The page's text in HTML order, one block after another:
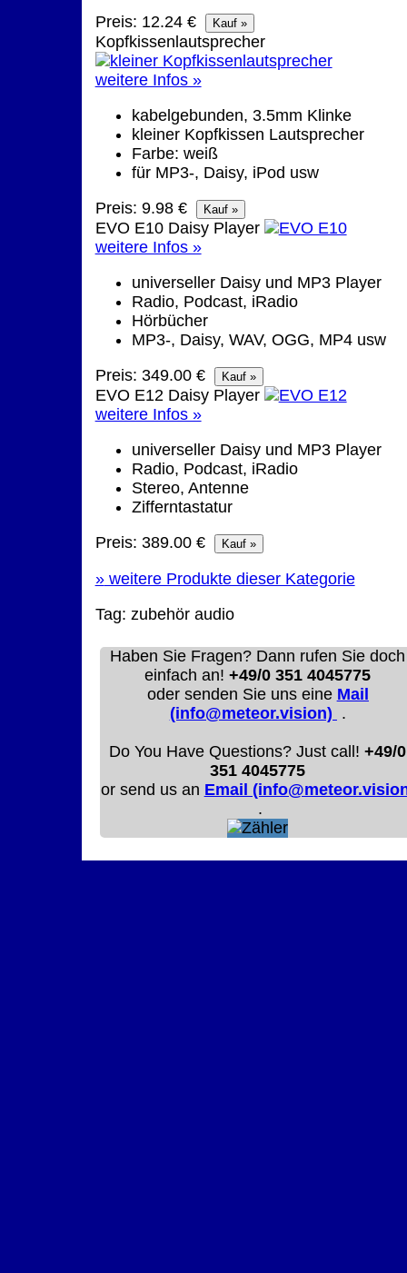
Preis: 12.24 €
Kopfkissenlautsprecher
weitere Infos »
kabelgebunden, 3.5mm Klinke
kleiner Kopfkissen Lautsprecher
Farbe: weiß
für MP3-, Daisy, iPod usw
Preis: 9.98 €
EVO E10 Daisy Player
weitere Infos »
universeller Daisy und MP3 Player
Radio, Podcast, iRadio
Hörbücher
MP3-, Daisy, WAV, OGG, MP4 usw
Preis: 349.00 €
EVO E12 Daisy Player
weitere Infos »
universeller Daisy und MP3 Player
Radio, Podcast, iRadio
Stereo, Antenne
Zifferntastatur
Preis: 389.00 €
»weitere Produkte dieser Kategorie
Tag: zubehöraudio
Haben Sie Fragen? Dann rufen Sie doch
einfach an!+49/0 351 4045775
oder senden Sie uns eine Mail
(info@meteor.vision) .
Do You Have Questions? Just call!+49/0
351 4045775
or send us an Email
.